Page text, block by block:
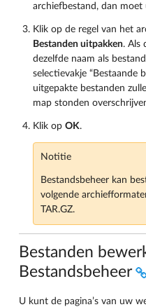
archiefbestand, dan
Klik op de regel van het
Bestanden uitpakken. Als
dezelfde naam als
selectievakje “Bestaande
uitgepakte bestanden
map stonden
Klik op OK.
Notitie
Bestandsbeheer kan
volgende
TAR.GZ.
Bestanden
Bestandsbeheer
U kunt de pagina’s van uw